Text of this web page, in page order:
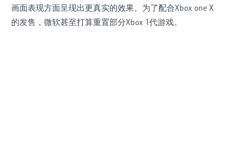
画面表现方面呈现出更真实的效果。为了配合Xbox one X
的发售，微软甚至打算重置部分Xbox 1代游戏。